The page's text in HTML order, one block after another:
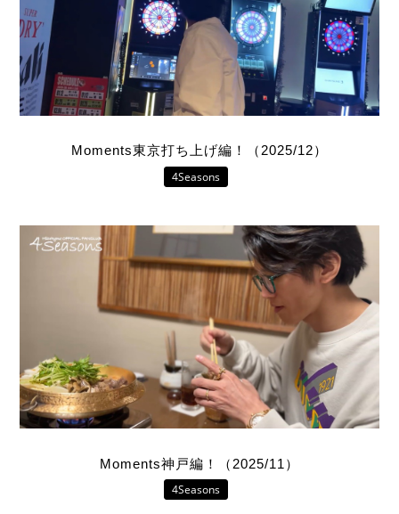
Moments東京打ち上げ編！（2025/12）
4Seasons
Moments神戸編！（2025/11）
4Seasons